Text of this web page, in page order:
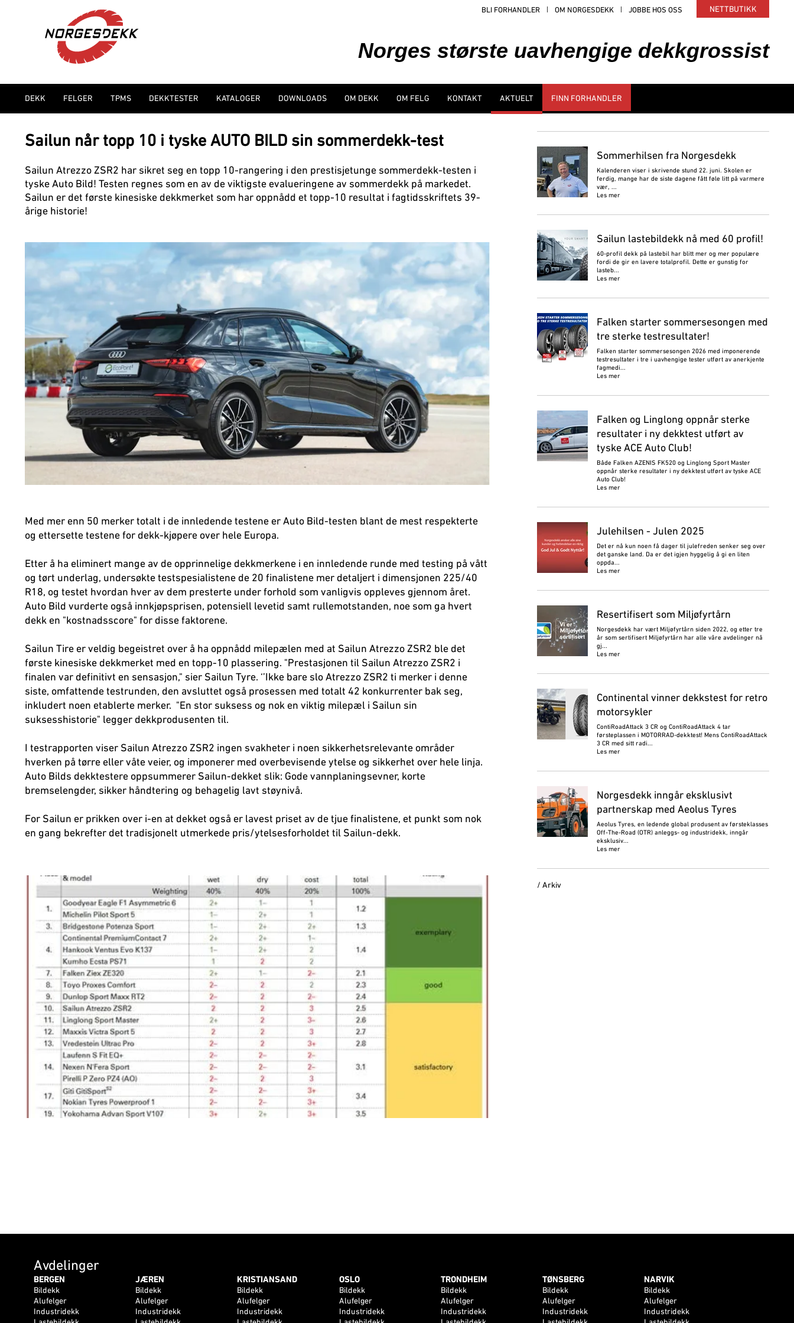
BLI FORHANDLER OM NORGESDEKK JOBBE HOS OSS NETTBUTIKK
Norges største uavhengige dekkgrossist
DEKK FELGER TPMS DEKKTESTER KATALOGER DOWNLOADS OM DEKK OM FELG KONTAKT AKTUELT FINN FORHANDLER
Sailun når topp 10 i tyske AUTO BILD sin sommerdekk-test
Sailun Atrezzo ZSR2 har sikret seg en topp 10-rangering i den prestisjetunge sommerdekk-testen i
tyske Auto Bild! Testen regnes som en av de viktigste evalueringene av sommerdekk på markedet.
Sailun er det første kinesiske dekkmerket som har oppnådd et topp-10 resultat i fagtidsskriftets 39-
årige historie!
Med mer enn 50 merker totalt i de innledende testene er Auto Bild-testen blant de mest respekterte
og ettersette testene for dekk-kjøpere over hele Europa.
Etter å ha eliminert mange av de opprinnelige dekkmerkene i en innledende runde med testing på vått
og tørt underlag, undersøkte testspesialistene de 20 finalistene mer detaljert i dimensjonen 225/40
R18, og testet hvordan hver av dem presterte under forhold som vanligvis oppleves gjennom året.
Auto Bild vurderte også innkjøpsprisen, potensiell levetid samt rullemotstanden, noe som ga hvert
dekk en "kostnadsscore" for disse faktorene.
Sailun Tire er veldig begeistret over å ha oppnådd milepælen med at Sailun Atrezzo ZSR2 ble det
første kinesiske dekkmerket med en topp-10 plassering. "Prestasjonen til Sailun Atrezzo ZSR2 i
finalen var definitivt en sensasjon," sier Sailun Tyre. ‘’Ikke bare slo Atrezzo ZSR2 ti merker i denne
siste, omfattende testrunden, den avsluttet også prosessen med totalt 42 konkurrenter bak seg,
inkludert noen etablerte merker. "En stor suksess og nok en viktig milepæl i Sailun sin
suksesshistorie" legger dekkprodusenten til.
I testrapporten viser Sailun Atrezzo ZSR2 ingen svakheter i noen sikkerhetsrelevante områder
hverken på tørre eller våte veier, og imponerer med overbevisende ytelse og sikkerhet over hele linja.
Auto Bilds dekktestere oppsummerer Sailun-dekket slik: Gode vannplaningsevner, korte
bremselengder, sikker håndtering og behagelig lavt støynivå.
For Sailun er prikken over i-en at dekket også er lavest priset av de tjue finalistene, et punkt som nok
en gang bekrefter det tradisjonelt utmerkede pris/ytelsesforholdet til Sailun-dekk.
Sommerhilsen fra Norgesdekk
Kalenderen viser i skrivende stund 22. juni. Skolen er
ferdig, mange har de siste dagene fått føle litt på varmere
vær, ...
Les mer
Sailun lastebildekk nå med 60 profil!
60-profil dekk på lastebil har blitt mer og mer populære
fordi de gir en lavere totalprofil. Dette er gunstig for
lasteb...
Les mer
Falken starter sommersesongen med
tre sterke testresultater!
Falken starter sommersesongen 2026 med imponerende
testresultater i tre i uavhengige tester utført av anerkjente
fagmedi...
Les mer
Falken og Linglong oppnår sterke
resultater i ny dekktest utført av
tyske ACE Auto Club!
Både Falken AZENIS FK520 og Linglong Sport Master
oppnår sterke resultater i ny dekktest utført av tyske ACE
Auto Club!
Les mer
Julehilsen - Julen 2025
Det er nå kun noen få dager til julefreden senker seg over
det ganske land. Da er det igjen hyggelig å gi en liten
oppda...
Les mer
Resertifisert som Miljøfyrtårn
Norgesdekk har vært Miljøfyrtårn siden 2022, og etter tre
år som sertifisert Miljøfyrtårn har alle våre avdelinger nå
gj...
Les mer
Continental vinner dekkstest for retro
motorsykler
ContiRoadAttack 3 CR og ContiRoadAttack 4 tar
førsteplassen i MOTORRAD-dekktest! Mens ContiRoadAttack
3 CR med sitt radi...
Les mer
Norgesdekk inngår eksklusivt
partnerskap med Aeolus Tyres
Aeolus Tyres, en ledende global produsent av førsteklasses
Off-The-Road (OTR) anleggs- og industridekk, inngår
eksklusiv...
Les mer
/ Arkiv
Avdelinger
BERGEN
Bildekk
Alufelger
Industridekk
JÆREN
Bildekk
Alufelger
Industridekk
KRISTIANSAND
Bildekk
Alufelger
Industridekk
OSLO
Bildekk
Alufelger
Industridekk
TRONDHEIM
Bildekk
Alufelger
Industridekk
TØNSBERG
Bildekk
Alufelger
Industridekk
NARVIK
Bildekk
Alufelger
Industridekk